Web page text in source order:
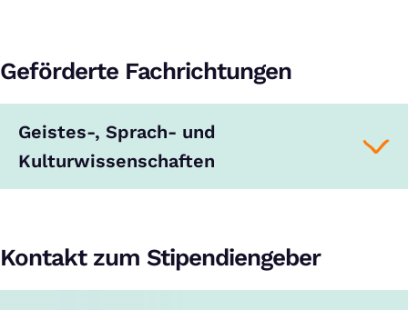
Geförderte Fachrichtungen
Geistes-, Sprach- und
Kulturwissenschaften
Kontakt zum Stipendiengeber